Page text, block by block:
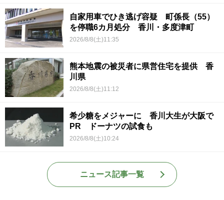
自家用車でひき逃げ容疑 町係長（55）
を停職6カ月処分 香川・多度津町
2026/8/8(土)11:35
熊本地震の被災者に県営住宅を提供 香
川県
2026/8/8(土)11:12
希少糖をメジャーに 香川大生が大阪で
PR ドーナツの試食も
2026/8/8(土)10:24
ニュース記事一覧